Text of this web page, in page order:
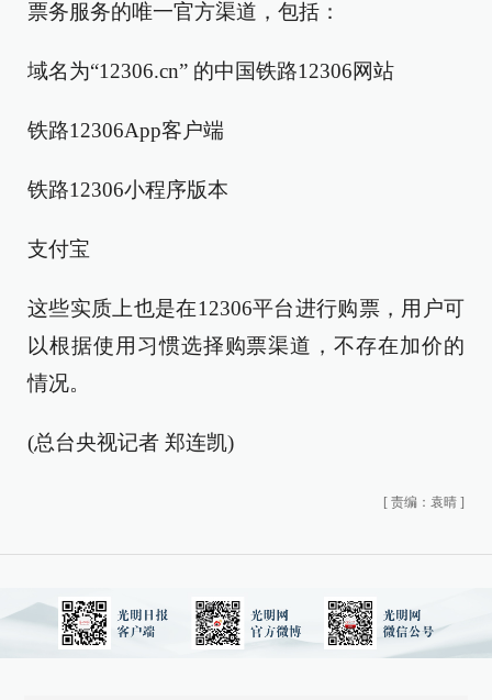
票务服务的唯一官方渠道，包括：
域名为“12306.cn” 的中国铁路12306网站
铁路12306App客户端
铁路12306小程序版本
支付宝
这些实质上也是在12306平台进行购票，用户可
以根据使用习惯选择购票渠道，不存在加价的
情况。
(总台央视记者 郑连凯)
[ 责编：袁晴 ]